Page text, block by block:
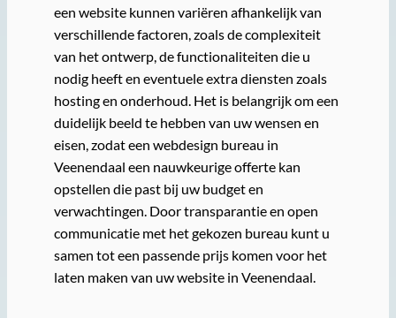
een website kunnen variëren afhankelijk van
verschillende factoren, zoals de complexiteit
van het ontwerp, de functionaliteiten die u
nodig heeft en eventuele extra diensten zoals
hosting en onderhoud. Het is belangrijk om een
duidelijk beeld te hebben van uw wensen en
eisen, zodat een webdesign bureau in
Veenendaal een nauwkeurige offerte kan
opstellen die past bij uw budget en
verwachtingen. Door transparantie en open
communicatie met het gekozen bureau kunt u
samen tot een passende prijs komen voor het
laten maken van uw website in Veenendaal.